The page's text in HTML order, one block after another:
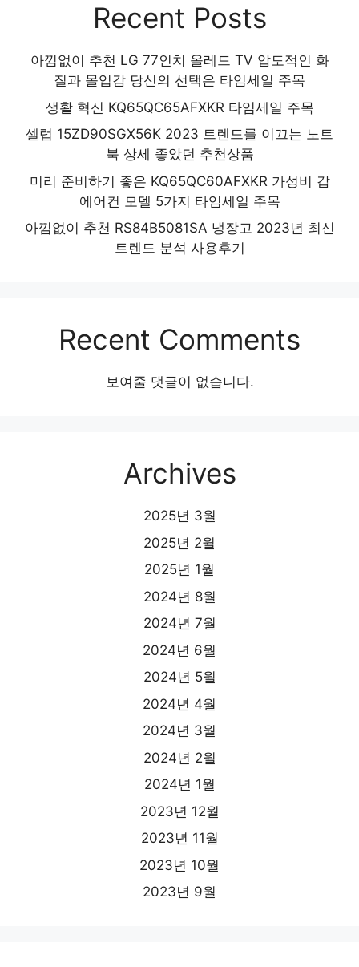
Recent Posts
아낌없이 추천 LG 77인치 올레드 TV 압도적인 화
질과 몰입감 당신의 선택은 타임세일 주목
생활 혁신 KQ65QC65AFXKR 타임세일 주목
셀럽 15ZD90SGX56K 2023 트렌드를 이끄는 노트
북 상세 좋았던 추천상품
미리 준비하기 좋은 KQ65QC60AFXKR 가성비 갑
에어컨 모델 5가지 타임세일 주목
아낌없이 추천 RS84B5081SA 냉장고 2023년 최신
트렌드 분석 사용후기
Recent Comments
보여줄 댓글이 없습니다.
Archives
2025년 3월
2025년 2월
2025년 1월
2024년 8월
2024년 7월
2024년 6월
2024년 5월
2024년 4월
2024년 3월
2024년 2월
2024년 1월
2023년 12월
2023년 11월
2023년 10월
2023년 9월